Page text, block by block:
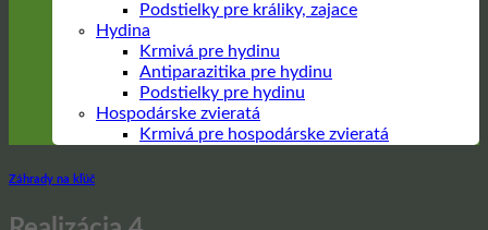
Podstielky pre králiky, zajace
Hydina
Krmivá pre hydinu
Antiparazitika pre hydinu
Podstielky pre hydinu
Hospodárske zvieratá
Krmivá pre hospodárske zvieratá
Záhrady na kľúč